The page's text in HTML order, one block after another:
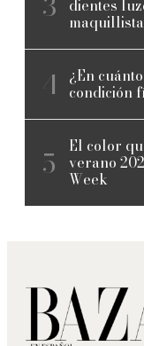
dientes
¿En
condición
El color
verano
Week